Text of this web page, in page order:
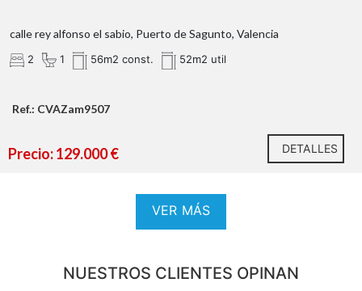
OBSERVACIONES:
calle rey alfonso el sabio, Puerto de Sagunto, Valencia
2 1 56m2 const. 52m2 util
Ref.: CVAZam9507
Precio: 129.000 € DETALLES
VER MÁS
NUESTROS CLIENTES OPINAN